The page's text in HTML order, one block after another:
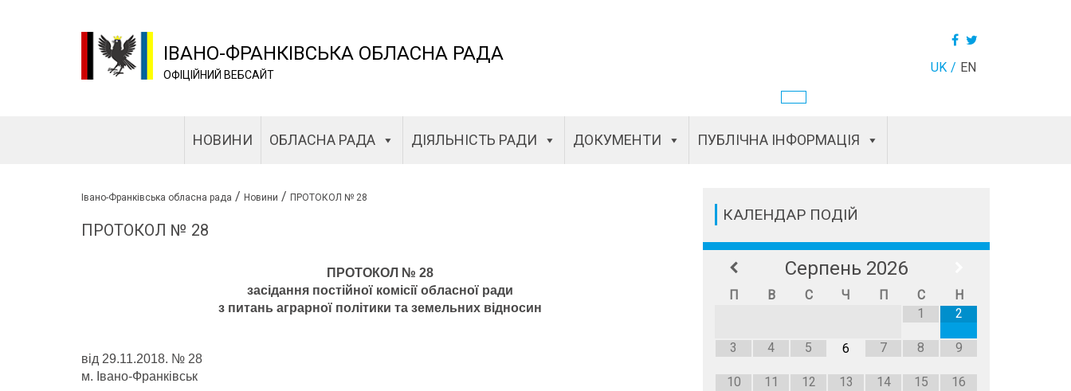
ІВАНО-ФРАНКІВСЬКА ОБЛАСНА РАДА
ОФІЦІЙНИЙ ВЕБСАЙТ UK EN
НОВИНИ ОБЛАСНА РАДА ДІЯЛЬНІСТЬ РАДИ ДОКУМЕНТИ ПУБЛІЧНА ІНФОРМАЦІЯ
Івано-Франківська обласна рада / Новини / ПРОТОКОЛ № 28
ПРОТОКОЛ № 28
ПРОТОКОЛ № 28
засідання постійної комісії обласної ради
з питань аграрної політики та земельних відносин
від 29.11.2018. № 28
м. Івано-Франківськ
КАЛЕНДАР ПОДІЙ
Серпень 2026
П В С Ч П С
Н
1
2
3 4 5 6 7 8 9
10 11 12 13 14 15 16